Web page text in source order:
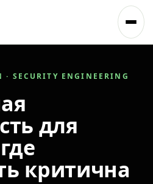
· SECURITY ENGINEERING
для
критична